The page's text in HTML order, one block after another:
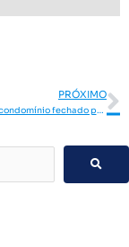
PRÓXIMO
Saiba como um condomínio fechado pode aumentar sua qualidade de vida